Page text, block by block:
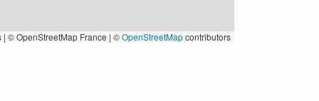
| © OpenStreetMap France | ©OpenStreetMapcontributors